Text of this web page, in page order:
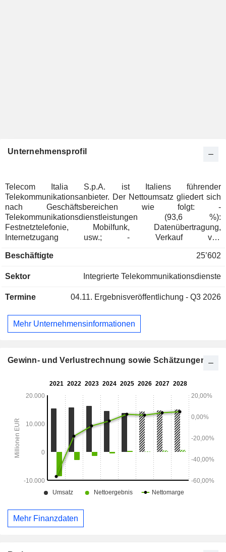
Unternehmensprofil
Telecom Italia S.p.A. ist Italiens führender
Telekommunikationsanbieter. Der Nettoumsatz gliedert sich
nach Geschäftsbereichen wie folgt: -
Telekommunikationsdienstleistungen (93,6 %):
Festnetztelefonie, Mobilfunk, Datenübertragung,
Internetzugang usw.; - Verkauf von
verteilt sich geografisch wie folgt (einschließlich
(30,7 %).
Beschäftigte 25’602
Sektor Integrierte Telekommunikationsdienste
Termine 04.11. Ergebnisveröffentlichung - Q3 2026
Mehr Unternehmensinformationen
Gewinn- und Verlustrechnung sowie Schätzungen
Mehr Finanzdaten